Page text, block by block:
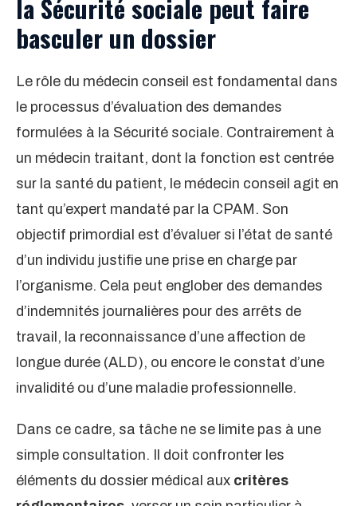
la Sécurité sociale peut faire
basculer un dossier
Le rôle du médecin conseil est fondamental dans
le processus d’évaluation des demandes
formulées à la Sécurité sociale. Contrairement à
un médecin traitant, dont la fonction est centrée
sur la santé du patient, le médecin conseil agit en
tant qu’expert mandaté par la CPAM. Son
objectif primordial est d’évaluer si l’état de santé
d’un individu justifie une prise en charge par
l’organisme. Cela peut englober des demandes
d’indemnités journalières pour des arrêts de
travail, la reconnaissance d’une affection de
longue durée (ALD), ou encore le constat d’une
invalidité ou d’une maladie professionnelle.
Dans ce cadre, sa tâche ne se limite pas à une
simple consultation. Il doit confronter les
éléments du dossier médical aux critères